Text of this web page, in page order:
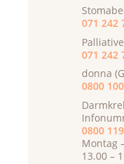
071 242
071 242
donna
0800
0800
Montag
13.00 –